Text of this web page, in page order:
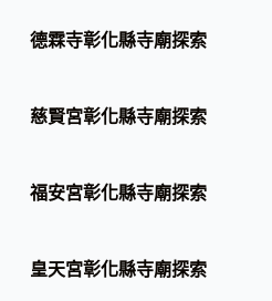
德霖寺彰化縣寺廟探索
慈賢宮彰化縣寺廟探索
福安宮彰化縣寺廟探索
皇天宮彰化縣寺廟探索